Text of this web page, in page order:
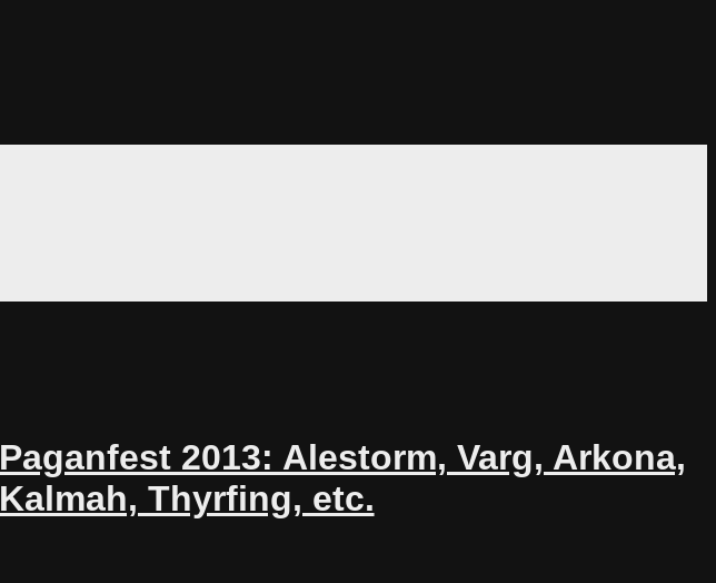
Paganfest 2013: Alestorm, Varg, Arkona,
Kalmah, Thyrfing, etc.